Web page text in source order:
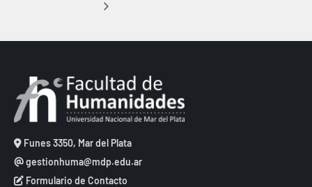
Funes 3350, Mar del Plata
gestionhuma@mdp.edu.ar
Formulario de Contacto